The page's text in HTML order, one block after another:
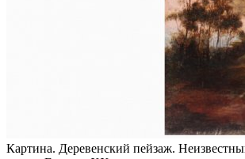
Картина. Деревенский пейзаж.